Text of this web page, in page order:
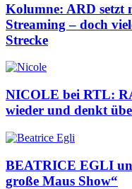
Kolumne: ARD setzt
Streaming – doch
Strecke
NICOLE bei RTL:
wieder und denkt
BEATRICE EGLI
große Maus Show“